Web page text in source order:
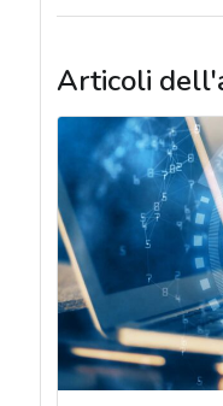
Articoli